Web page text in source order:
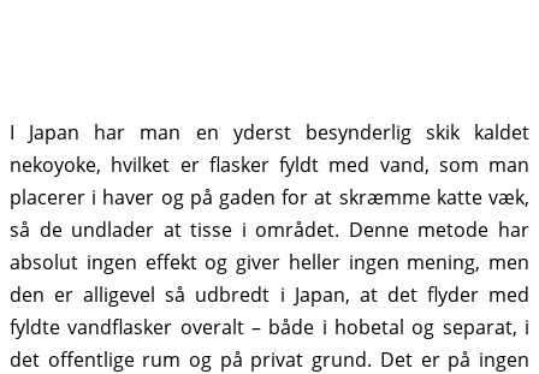
I Japan har man en yderst besynderlig skik kaldet
nekoyoke, hvilket er flasker fyldt med vand, som man
placerer i haver og på gaden for at skræmme katte væk,
så de undlader at tisse i området. Denne metode har
absolut ingen effekt og giver heller ingen mening, men
den er alligevel så udbredt i Japan, at det flyder med
fyldte vandflasker overalt – både i hobetal og separat, i
det offentlige rum og på privat grund. Det er på ingen